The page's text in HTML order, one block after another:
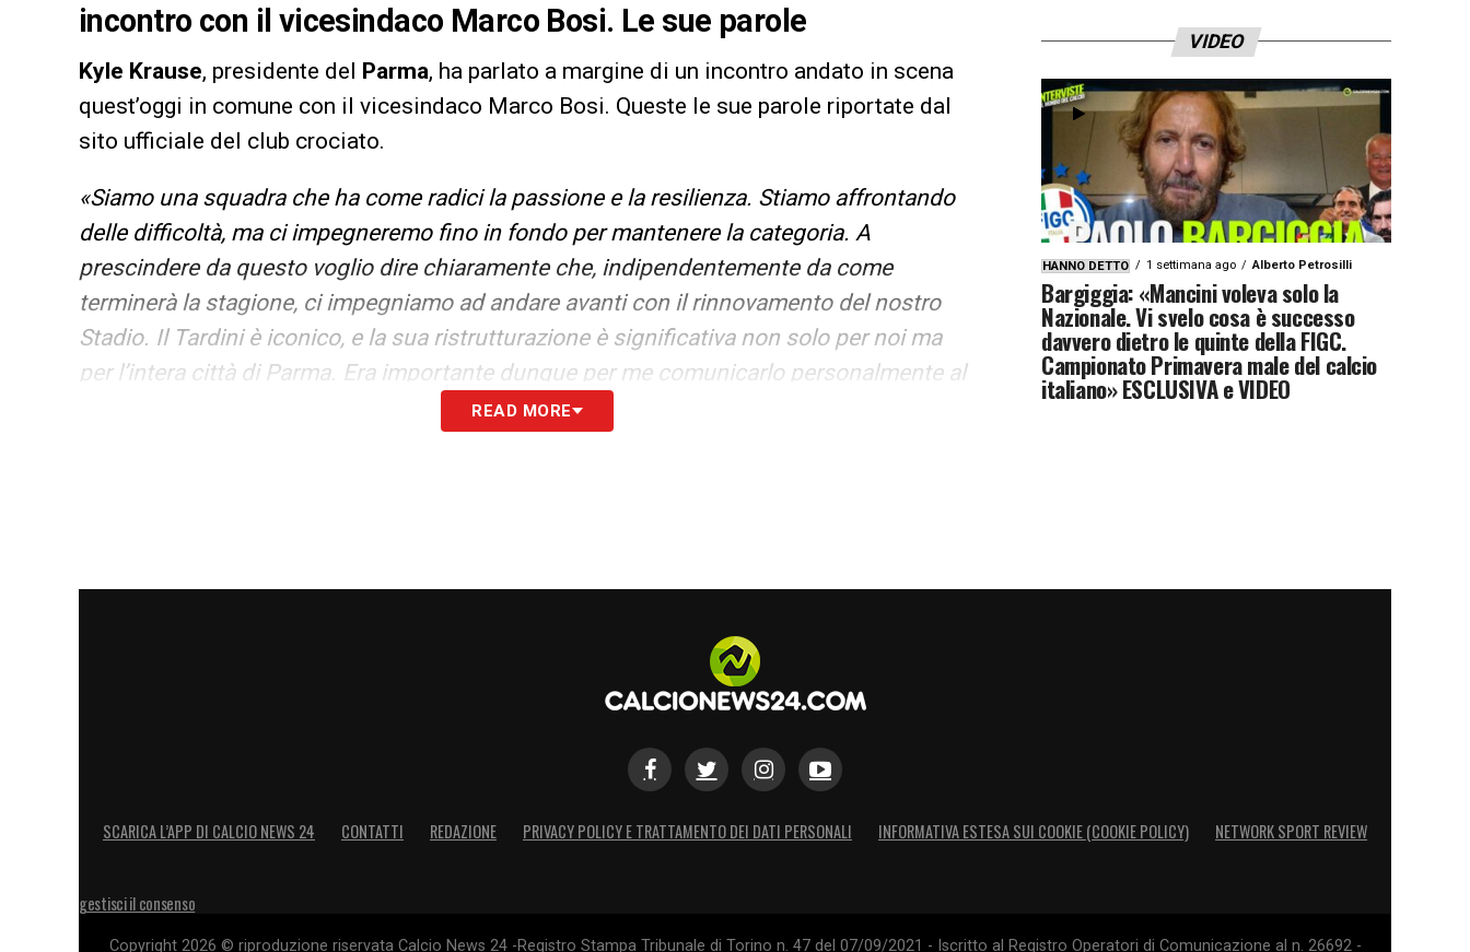
incontro con il vicesindaco Marco Bosi. Le sue parole
Kyle Krause, presidente del Parma, ha parlato a margine di un incontro andato in scena
quest’oggi in comune con il vicesindaco Marco Bosi. Queste le sue parole riportate dal
sito ufficiale del club crociato.
«Siamo una squadra che ha come radici la passione e la resilienza. Stiamo affrontando
delle difficoltà, ma ci impegneremo fino in fondo per mantenere la categoria. A
prescindere da questo voglio dire chiaramente che, indipendentemente da come
terminerà la stagione, ci impegniamo ad andare avanti con il rinnovamento del nostro
Stadio. Il Tardini è iconico, e la sua ristrutturazione è significativa non solo per noi ma
per l’intera città di Parma. Era importante dunque per me comunicarlo personalmente al
Sindaco e al Vicesindaco, e ribadire il nostro impegno a lungo termine per il Parma
READ MORE
VIDEO
HANNO DETTO 1 settimana ago Alberto Petrosilli
Bargiggia: «Mancini voleva solo la
Nazionale. Vi svelo cosa è successo
davvero dietro le quinte della FIGC.
Campionato Primavera male del calcio
italiano» ESCLUSIVA e VIDEO
SCARICA L’APP DI CALCIO NEWS 24 CONTATTI REDAZIONE PRIVACY POLICY E TRATTAMENTO DEI DATI PERSONALI INFORMATIVA ESTESA SUI COOKIE (COOKIE POLICY) NETWORK SPORT REVIEW
gestisci il consenso
Copyright 2026 © riproduzione riservata Calcio News 24 -Registro Stampa Tribunale di Torino n. 47 del 07/09/2021 - Iscritto al Registro Operatori di Comunicazione al n. 26692 -